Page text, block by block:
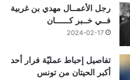
رجل الأعمــال مهدي بن غربية
فــي خــبر كــــــان
2024-02-17
تفاصيل إحباط عمليّة فرار أحد
أكبر الحيتان من تونس